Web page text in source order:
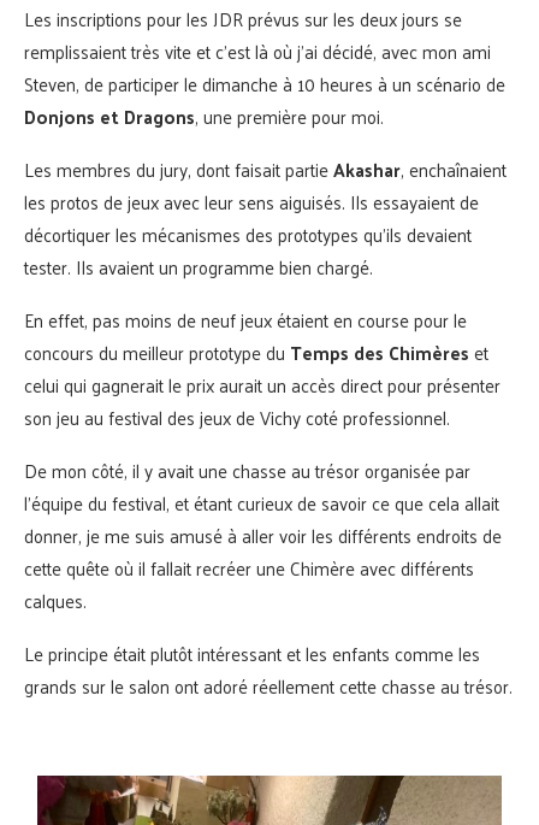
Les inscriptions pour les JDR prévus sur les deux jours se
remplissaient très vite et c’est là où j’ai décidé, avec mon ami
Steven, de participer le dimanche à 10 heures à un scénario de
Donjons et Dragons, une première pour moi.
Les membres du jury, dont faisait partieAkashar, enchaînaient
les protos de jeux avec leur sens aiguisés. Ils essayaient de
décortiquer les mécanismes des prototypes qu’ils devaient
tester. Ils avaient un programme bien chargé.
En effet, pas moins de neuf jeux étaient en course pour le
concours du meilleur prototype du Temps des Chimèreset
celui qui gagnerait le prix aurait un accès direct pour présenter
son jeu au festival des jeux de Vichy coté professionnel.
De mon côté, il y avait une chasse au trésor organisée par
l’équipe du festival, et étant curieux de savoir ce que cela allait
donner, je me suis amusé à aller voir les différents endroits de
cette quête où il fallait recréer une Chimère avec différents
calques.
Le principe était plutôt intéressant et les enfants comme les
grands sur le salon ont adoré réellement cette chasse au trésor.